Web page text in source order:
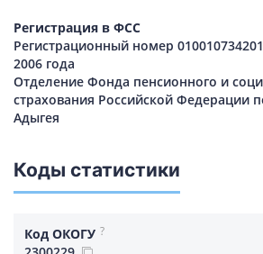
Регистрация в ФСС
Регистрационный номер
2006 года
Отделение Фонда пенсионного и
страхования Российской Федерации
Адыгея
Коды статистики
Код ОКОГУ ?